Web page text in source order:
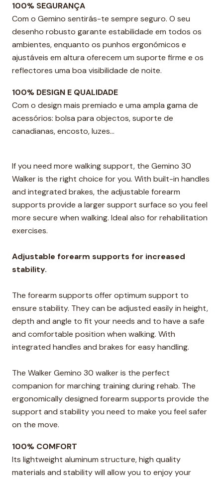
100% SEGURANÇA
Com o Gemino sentirás-te sempre seguro. O seu
desenho robusto garante estabilidade em todos os
ambientes, enquanto os punhos ergonómicos e
ajustáveis em altura oferecem um suporte firme e os
reflectores uma boa visibilidade de noite.
100% DESIGN E QUALIDADE
Com o design mais premiado e uma ampla gama de
acessórios: bolsa para objectos, suporte de
canadianas, encosto, luzes...
If you need more walking support, the Gemino 30
Walker is the right choice for you. With built-in handles
and integrated brakes, the adjustable forearm
supports provide a larger support surface so you feel
more secure when walking. Ideal also for rehabilitation
exercises.
Adjustable forearm supports for increased
stability.
The forearm supports offer optimum support to
ensure stability. They can be adjusted easily in height,
depth and angle to fit your needs and to have a safe
and comfortable position when walking. With
integrated handles and brakes for easy handling.
The Walker Gemino 30 walker is the perfect
companion for marching training during rehab. The
ergonomically designed forearm supports provide the
support and stability you need to make you feel safer
on the move.
100% COMFORT
Its lightweight aluminum structure, high quality
materials and stability will allow you to enjoy your